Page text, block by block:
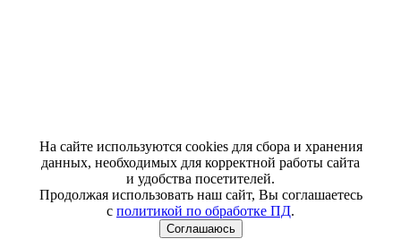
На сайте используются cookies для сбора и хранения
данных, необходимых для корректной работы сайта
и удобства посетителей.
Продолжая использовать наш сайт, Вы соглашаетесь
с политикой по обработке ПД.
Соглашаюсь